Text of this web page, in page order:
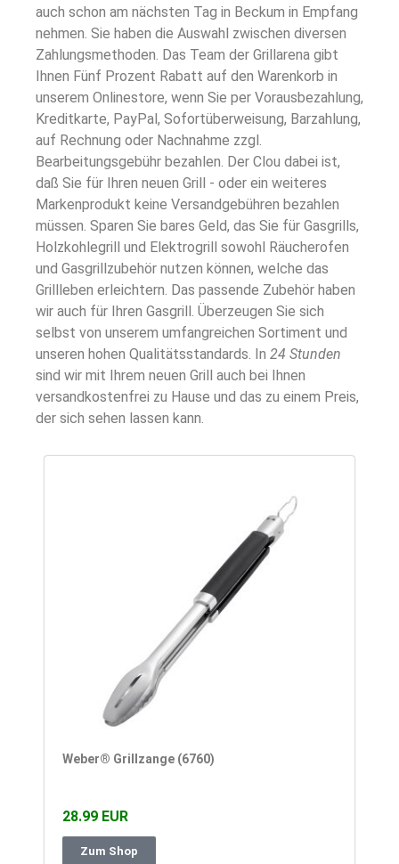
auch schon am nächsten Tag in Beckum in Empfang
nehmen. Sie haben die Auswahl zwischen diversen
Zahlungsmethoden. Das Team der Grillarena gibt
Ihnen Fünf Prozent Rabatt auf den Warenkorb in
unserem Onlinestore, wenn Sie per Vorausbezahlung,
Kreditkarte, PayPal, Sofortüberweisung, Barzahlung,
auf Rechnung oder Nachnahme zzgl.
Bearbeitungsgebühr bezahlen. Der Clou dabei ist,
daß Sie für Ihren neuen Grill - oder ein weiteres
Markenprodukt keine Versandgebühren bezahlen
müssen. Sparen Sie bares Geld, das Sie für Gasgrills,
Holzkohlegrill und Elektrogrill sowohl Räucherofen
und Gasgrillzubehör nutzen können, welche das
Grillleben erleichtern. Das passende Zubehör haben
wir auch für Ihren Gasgrill. Überzeugen Sie sich
selbst von unserem umfangreichen Sortiment und
unseren hohen Qualitätsstandards. In 24 Stunden
sind wir mit Ihrem neuen Grill auch bei Ihnen
versandkostenfrei zu Hause und das zu einem Preis,
der sich sehen lassen kann.
Weber® Grillzange (6760)
28.99 EUR
Zum Shop